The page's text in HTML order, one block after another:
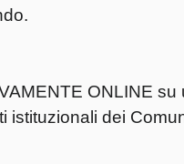
ONLINE
dei